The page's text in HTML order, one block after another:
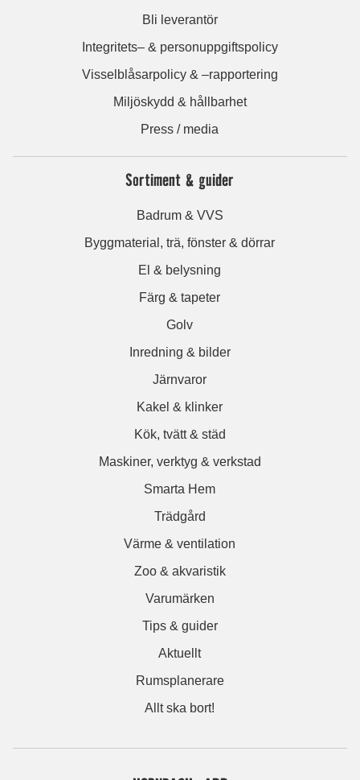
Bli leverantör
Integritets– & personuppgiftspolicy
Visselblåsarpolicy & –rapportering
Miljöskydd & hållbarhet
Press / media
Sortiment & guider
Badrum & VVS
Byggmaterial, trä, fönster & dörrar
El & belysning
Färg & tapeter
Golv
Inredning & bilder
Järnvaror
Kakel & klinker
Kök, tvätt & städ
Maskiner, verktyg & verkstad
Smarta Hem
Trädgård
Värme & ventilation
Zoo & akvaristik
Varumärken
Tips & guider
Aktuellt
Rumsplanerare
Allt ska bort!